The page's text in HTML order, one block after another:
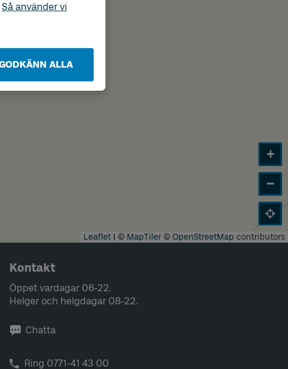
Så använder vi
ALLA
+
−
Leaflet | © MapTiler© OpenStreetMap contributors
Kontakt
Öppet vardagar 06-22.
Helger och helgdagar 08-22.
Chatta
Ring 0771-41 43 00